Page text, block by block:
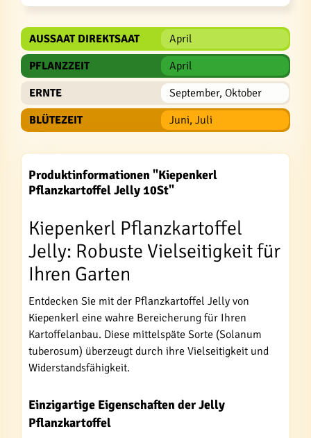
AUSSAAT DIREKTSAAT
April
PFLANZZEIT
April
ERNTE
September, Oktober
BLÜTEZEIT
Juni, Juli
Produktinformationen "Kiepenkerl
Pflanzkartoffel Jelly 10St"
Kiepenkerl Pflanzkartoffel
Jelly: Robuste Vielseitigkeit für
Ihren Garten
Entdecken Sie mit der Pflanzkartoffel Jelly von
Kiepenkerl eine wahre Bereicherung für Ihren
Kartoffelanbau. Diese mittelspäte Sorte (Solanum
tuberosum) überzeugt durch ihre Vielseitigkeit und
Widerstandsfähigkeit.
Einzigartige Eigenschaften der Jelly
Pflanzkartoffel